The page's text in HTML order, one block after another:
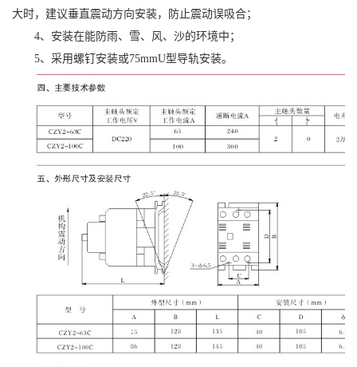
大时，建议垂直震动方向安装，防止震动误吸合；
4、安装在能防雨、雪、风、沙的环境中；
5、采用螺钉安装或75mmU型导轨安装。